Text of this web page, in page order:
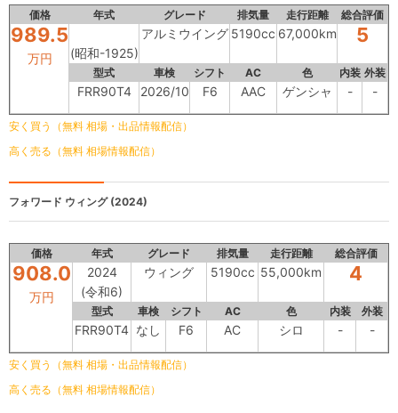
価格 年式 グレード 排気量 走行距離 総合評価
989.5
万円 (昭和-1925)
アルミウイング 5190cc 67,000km 5
型式 車検 シフト AC 色 内装 外装
FRR90T4 2026/10 F6 AAC ゲンシャ - -
安く買う（無料 相場・出品情報配信）
高く売る（無料 相場情報配信）
フォワード ウィング (2024)
価格 年式 グレード 排気量 走行距離 総合評価
908.0
万円
2024
(令和6)
ウィング 5190cc 55,000km 4
型式 車検 シフト AC 色 内装 外装
FRR90T4 なし F6 AC シロ - -
安く買う（無料 相場・出品情報配信）
高く売る（無料 相場情報配信）